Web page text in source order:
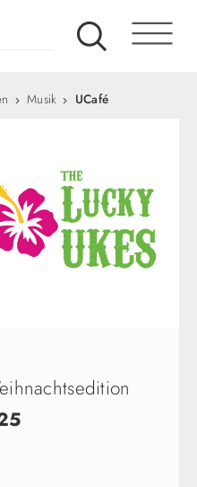
Musik UCafé